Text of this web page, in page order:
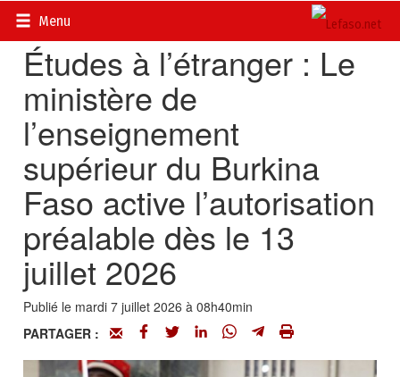
Menu
Accueil>
Études à l’étranger : Le
ministère de
l’enseignement
supérieur du Burkina
Faso active l’autorisation
préalable dès le 13
juillet 2026
Publié le mardi 7 juillet 2026 à 08h40min
PARTAGER :